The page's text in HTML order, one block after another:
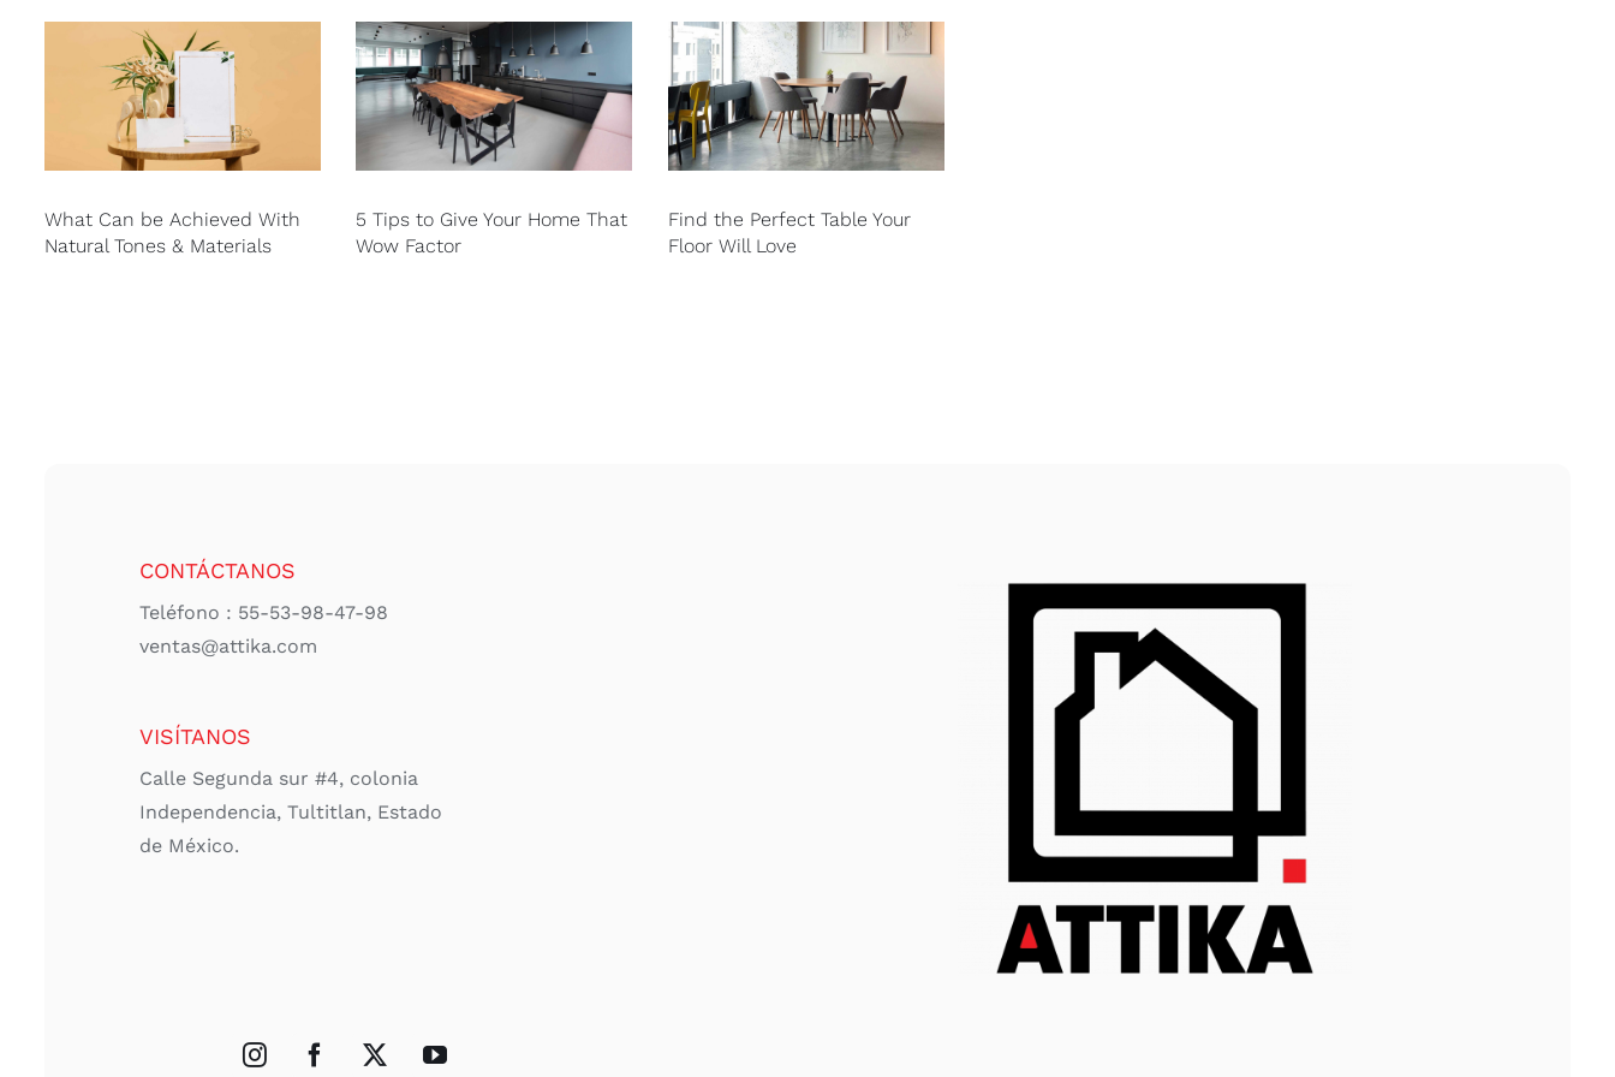
What Can be Achieved With
Natural Tones & Materials
5 Tips to Give Your Home That
Wow Factor
Find the Perfect Table Your
Floor Will Love
CONTÁCTANOS
Teléfono : 55-53-98-47-98
ventas@attika.com
VISÍTANOS
Calle Segunda sur #4, colonia
Independencia, Tultitlan, Estado
de México.